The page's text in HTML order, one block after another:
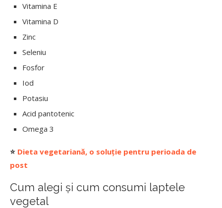
Vitamina E
Vitamina D
Zinc
Seleniu
Fosfor
Iod
Potasiu
Acid pantotenic
Omega 3
⭐ Dieta vegetariană, o soluție pentru perioada de
post
Cum alegi și cum consumi laptele
vegetal